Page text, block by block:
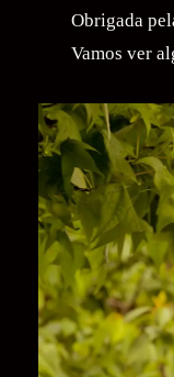
Obrigada
Vamos ver